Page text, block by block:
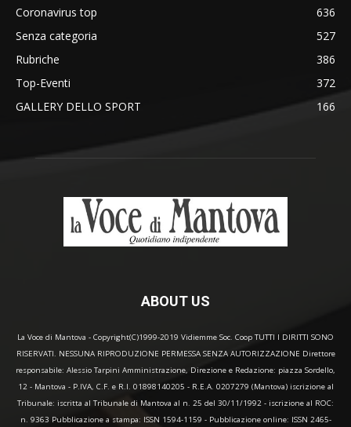
Coronavirus top
636
Senza categoria
527
Rubriche
386
Top-Eventi
372
GALLERY DELLO SPORT
166
ABOUT US
La Voce di Mantova - Copyright(C)1999-2019 Vidiemme Soc. Coop TUTTI I DIRITTI SONO
RISERVATI. NESSUNA RIPRODUZIONE PERMESSA SENZA AUTORIZZAZIONE Direttore
responsabile: Alessio Tarpini Amministrazione, Direzione e Redazione: piazza Sordello,
12 - Mantova - P.IVA, C.F. e R.I. 01898140205 - R.E.A. 0207279 (Mantova) iscrizione al
Tribunale: iscritta al Tribunale di Mantova al n. 25 del 30/11/1992 - iscrizione al ROC:
n. 9363 Pubblicazione a stampa: ISSN 1594-1159 - Pubblicazione online: ISSN 2465-